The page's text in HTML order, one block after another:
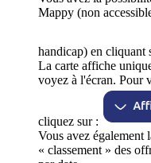
Mappy (non
handicap) en cliquant
La carte affiche
voyez à l'écran. Pour
cliquez sur :
Vous avez également
« classement » des